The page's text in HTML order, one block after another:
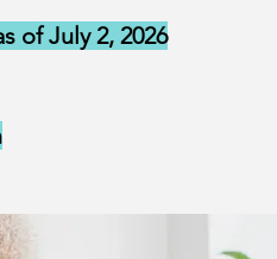
of July 2, 2026